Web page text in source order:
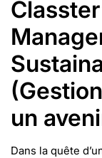
un
Dans la quête